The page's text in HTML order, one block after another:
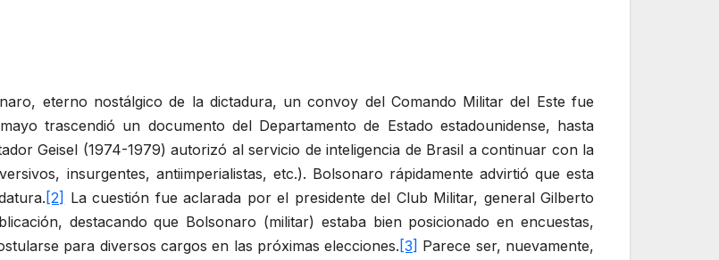
eterno nostálgico de la dictadura, un convoy del Comando Militar del Este fue
trascendió un documento del Departamento de Estado estadounidense, hasta
Geisel (1974-1979) autorizó al servicio de inteligencia de Brasil a continuar con la
insurgentes, antiimperialistas, etc.). Bolsonaro rápidamente advirtió que esta
[2] La cuestión fue aclarada por el presidente del Club Militar, general Gilberto
destacando que Bolsonaro (militar) estaba bien posicionado en encuestas,
para diversos cargos en las próximas elecciones.[3] Parece ser, nuevamente,